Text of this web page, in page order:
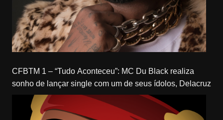
CFBTM 1 – “Tudo Aconteceu”: MC Du Black realiza
sonho de lançar single com um de seus ídolos, Delacruz